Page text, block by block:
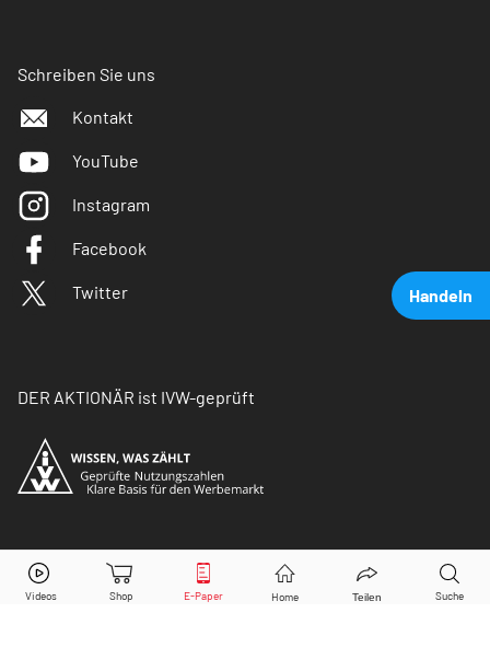
Handeln
Apple Aktie jetzt handeln?
Schreiben Sie uns
Kontakt
YouTube
Instagram
Facebook
Twitter
DER AKTIONÄR ist IVW-geprüft
© Copyright 2026 Börsenmedien AG. Alle Rechte